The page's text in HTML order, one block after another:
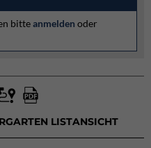
bitteanmelden oder
LISTANSICHT